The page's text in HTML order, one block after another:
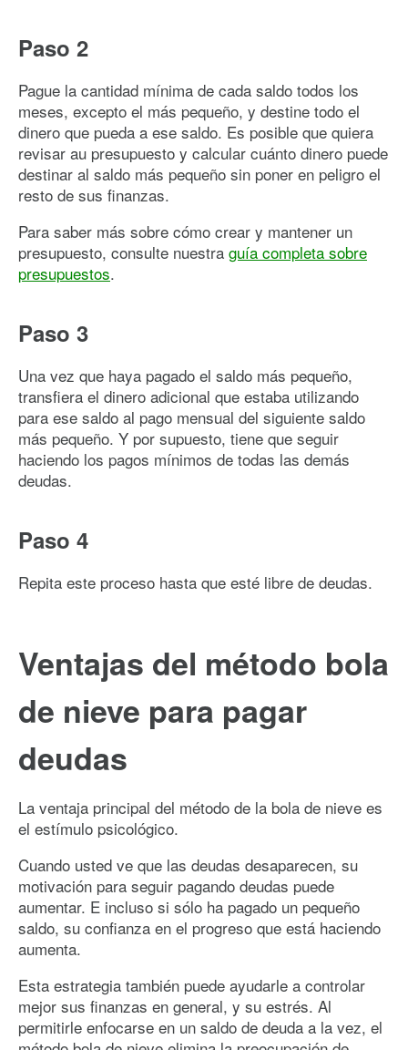
Paso 2
Pague la cantidad mínima de cada saldo todos los
meses, excepto el más pequeño, y destine todo el
dinero que pueda a ese saldo. Es posible que quiera
revisar au presupuesto y calcular cuánto dinero puede
destinar al saldo más pequeño sin poner en peligro el
resto de sus finanzas.
Para saber más sobre cómo crear y mantener un
presupuesto, consulte nuestra guía completa sobre
presupuestos.
Paso 3
Una vez que haya pagado el saldo más pequeño,
transfiera el dinero adicional que estaba utilizando
para ese saldo al pago mensual del siguiente saldo
más pequeño. Y por supuesto, tiene que seguir
haciendo los pagos mínimos de todas las demás
deudas.
Paso 4
Repita este proceso hasta que esté libre de deudas.
Ventajas del método bola
de nieve para pagar
deudas
La ventaja principal del método de la bola de nieve es
el estímulo psicológico.
Cuando usted ve que las deudas desaparecen, su
motivación para seguir pagando deudas puede
aumentar. E incluso si sólo ha pagado un pequeño
saldo, su confianza en el progreso que está haciendo
aumenta.
Esta estrategia también puede ayudarle a controlar
mejor sus finanzas en general, y su estrés. Al
permitirle enfocarse en un saldo de deuda a la vez, el